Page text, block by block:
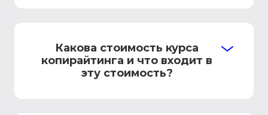
Какова стоимость курса
копирайтинга и что входит в
эту стоимость?